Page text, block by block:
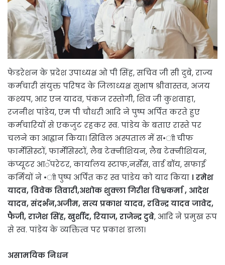
फेडरेशन के प्रदेश उपाध्यक्ष ओ पी सिंह, सचिव जी सी दुबे, राज्य
कर्मचारी संयुक्त परिषद के जिलाध्यक्ष सुभाष श्रीवास्तव, अजय
कश्यप, आर एन यादव, पंकज रस्तोगी, शिव जी कुशवाहा,
रजनीश पांडेय, एम पी चौधरी आदि ने पुष्प अर्पित करते हुए
कर्मचारियों से एकजुट रहकर स्व. पांडेय के बताए रास्ते पर
चलने का आह्वान किया। सिविल अस्पताल में स•ाी चीफ
फार्मेसिस्टों, फार्मेसिस्टों, लैब टेक्नीशियन, लैब टेक्नीशियन,
कंप्यूटर आॅपरेटर, कार्यालय स्टाफ,नर्सेस, वार्ड बॉय, सफाई
कर्मियों ने •ाी पुष्प अर्पित कर स्व पांडेय को याद किया । रमेश
यादव, विवेक तिवारी,अशोक शुक्ला गिरीश विश्वकर्मा , आदेश
यादव, संदर्भन,अजीम, सत्य प्रकाश यादव, रविन्द्र यादव जावेद,
फैजी, राजेश सिंह, खुर्शीद, रियाज, राजेन्द्र दुबे, आदि ने प्रमुख रूप
से स्व. पांडेय के व्यक्तित्व पर प्रकाश डाला।
असामयिक निधन